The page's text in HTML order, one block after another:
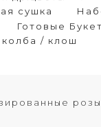
сушка
Готовые
/ клош